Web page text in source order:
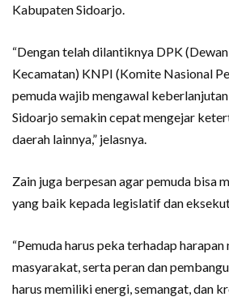
Kabupaten Sidoarjo.
“Dengan telah dilantiknya DPK
Kecamatan) KNPI (Komite Nasional
pemuda wajib mengawal
Sidoarjo semakin cepat mengejar
daerah lainnya,” jelasnya.
Zain juga berpesan agar pemuda bisa
yang baik kepada legislatif dan
“Pemuda harus peka terhadap
masyarakat, serta peran dan
harus memiliki energi, semangat, dan